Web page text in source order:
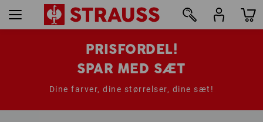
PRISFORDEL!
SPAR MED SÆT
Dine farver, dine størrelser, dine sæt!